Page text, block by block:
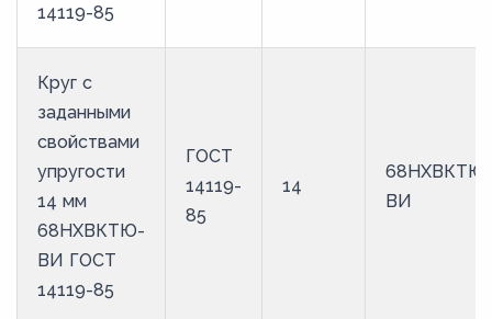
6
62
6,3
63
6,5
65
67
14119-85
Круг с
заданными
свойствами
упругости
14 мм
68НХВКТЮ-
ВИ ГОСТ
14119-85
ГОСТ
14119-
85
14
68НХВКТЮ-
ВИ